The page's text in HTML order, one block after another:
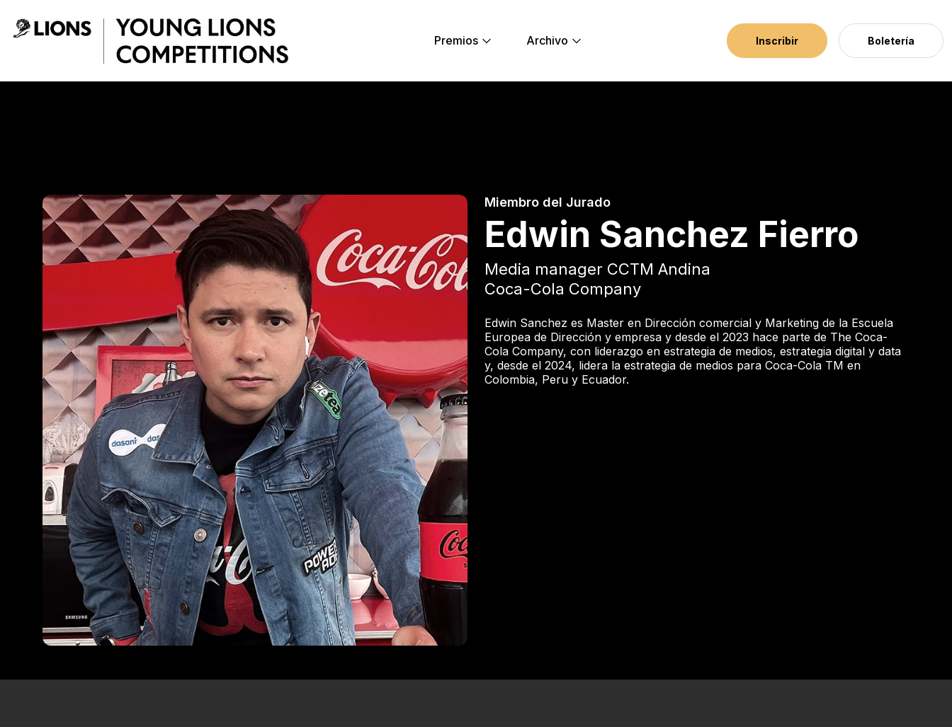
Premios
Archivo Inscribir Boletería
Miembro del Jurado
Edwin Sanchez Fierro
Media manager CCTM Andina
Coca-Cola Company
Edwin Sanchez es Master en Dirección comercial y Marketing de la Escuela
Europea de Dirección y empresa y desde el 2023 hace parte de The Coca-
Cola Company, con liderazgo en estrategia de medios, estrategia digital y data
y, desde el 2024, lidera la estrategia de medios para Coca-Cola TM en
Colombia, Peru y Ecuador.